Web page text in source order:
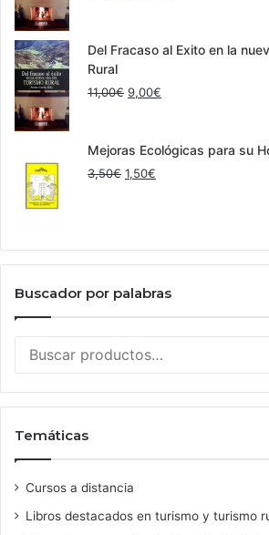
era:
es:
Del Fracaso al Exito en la
Rural
11,00€ El
era:
11,00€.
9,00€
es:
Mejoras Ecológicas para su
3,50€ El
3,50€.
1,50€
1,50€.
Buscador por palabras
por:
Temáticas
Cursos a distancia
Libros destacados en turismo y turismo